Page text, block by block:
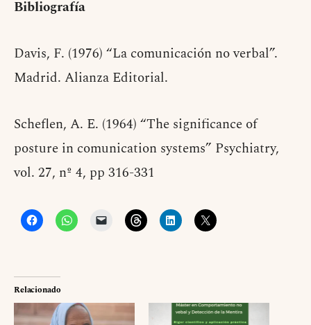
Bibliografía
Davis, F. (1976) “La comunicación no verbal”.
Madrid. Alianza Editorial.
Scheflen, A. E. (1964) “The significance of
posture in comunication systems” Psychiatry,
vol. 27, nº 4, pp 316-331
Relacionado